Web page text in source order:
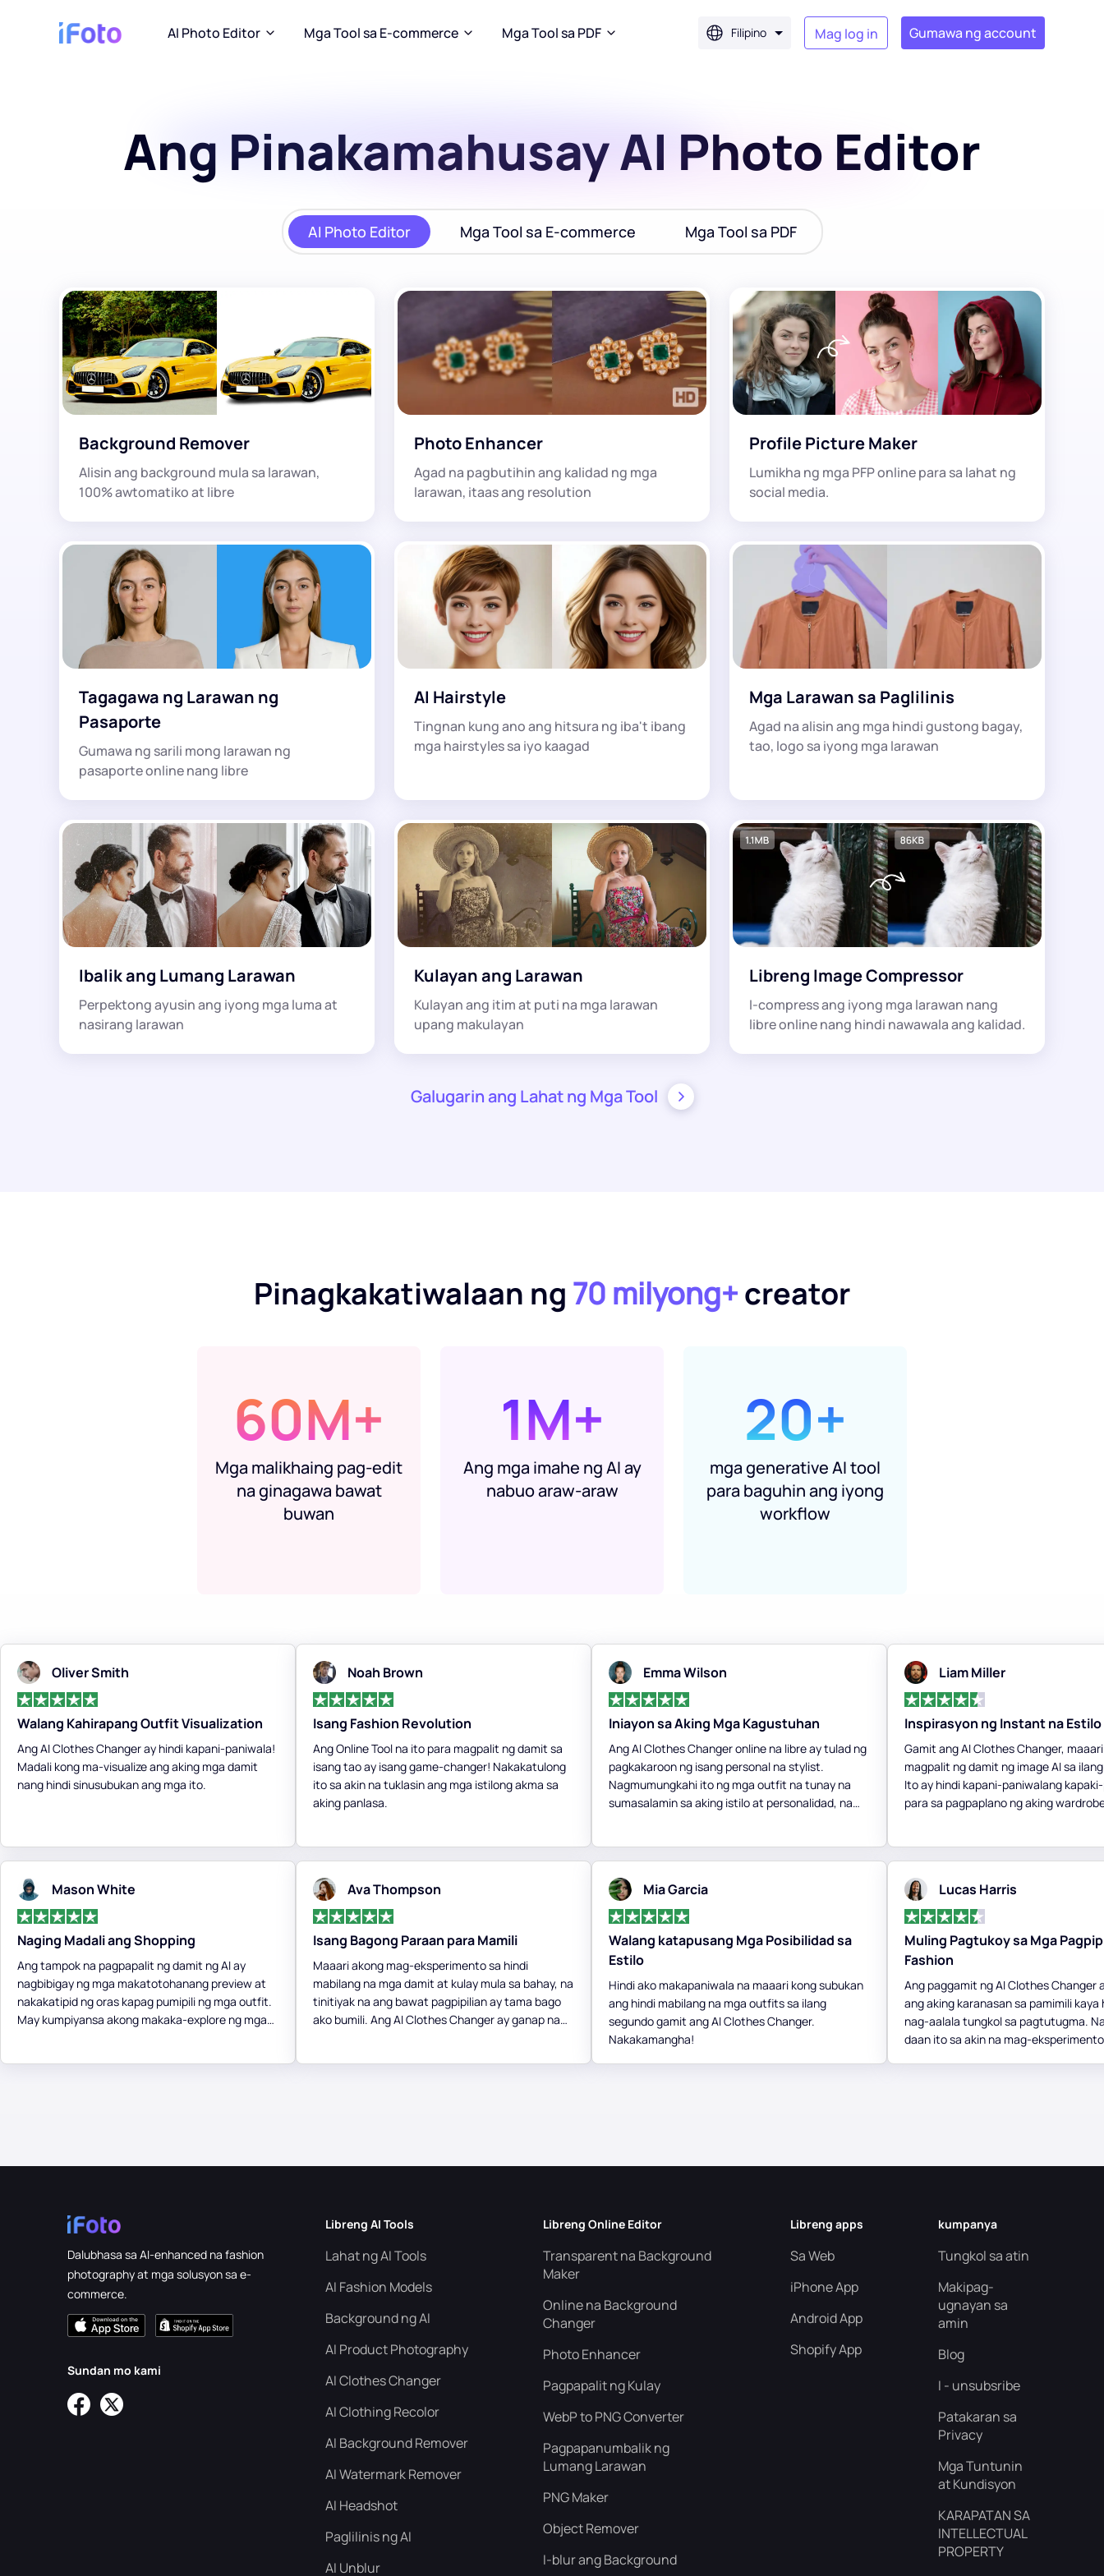
AI Photo Editor Mga Tool sa E-commerce Mga Tool sa PDF Filipino Mag log in Gumawa ng account
Ang Pinakamahusay AI Photo Editor
AI Photo Editor Mga Tool sa E-commerce Mga Tool sa PDF
Background Remover
Alisin ang background mula sa larawan,
100% awtomatiko at libre
Photo Enhancer
Agad na pagbutihin ang kalidad ng mga
larawan, itaas ang resolution
Profile Picture Maker
Lumikha ng mga PFP online para sa lahat ng
social media.
Tagagawa ng Larawan ng
Pasaporte
Gumawa ng sarili mong larawan ng
pasaporte online nang libre
AI Hairstyle
Tingnan kung ano ang hitsura ng iba't ibang
mga hairstyles sa iyo kaagad
Mga Larawan sa Paglilinis
Agad na alisin ang mga hindi gustong bagay,
tao, logo sa iyong mga larawan
Ibalik ang Lumang Larawan
Perpektong ayusin ang iyong mga luma at
nasirang larawan
Kulayan ang Larawan
Kulayan ang itim at puti na mga larawan
upang makulayan
Libreng Image Compressor
I-compress ang iyong mga larawan nang
libre online nang hindi nawawala ang kalidad.
Galugarin ang Lahat ng Mga Tool
Pinagkakatiwalaan ng 70 milyong+creator
60M+
Mga malikhaing pag-edit
na ginagawa bawat
buwan
1M+
Ang mga imahe ng AI ay
nabuo araw-araw
20+
mga generative AI tool
para baguhin ang iyong
workflow
Oliver Smith
Walang Kahirapang Outfit Visualization
Ang AI Clothes Changer ay hindi kapani-paniwala!
Madali kong ma-visualize ang aking mga damit
nang hindi sinusubukan ang mga ito.
Noah Brown
Isang Fashion Revolution
Ang Online Tool na ito para magpalit ng damit sa
isang tao ay isang game-changer! Nakakatulong
ito sa akin na tuklasin ang mga istilong akma sa
aking panlasa.
Emma Wilson
Iniayon sa Aking Mga Kagustuhan
Ang AI Clothes Changer online na libre ay tulad ng
pagkakaroon ng isang personal na stylist.
Nagmumungkahi ito ng mga outfit na tunay na
sumasalamin sa aking istilo at personalidad, na
Liam Miller
Inspirasyon ng Instant na Estilo
Gamit ang AI Clothes Changer,
magpalit ng damit ng image AI sa
Ito ay hindi kapani-paniwalang
para sa pagpaplano ng aking
Mason White
Naging Madali ang Shopping
Ang tampok na pagpapalit ng damit ng AI ay
nagbibigay ng mga makatotohanang preview at
nakakatipid ng oras kapag pumipili ng mga outfit.
May kumpiyansa akong makaka-explore ng mga
Ava Thompson
Isang Bagong Paraan para Mamili
Maaari akong mag-eksperimento sa hindi
mabilang na mga damit at kulay mula sa bahay, na
tinitiyak na ang bawat pagpipilian ay tama bago
ako bumili. Ang AI Clothes Changer ay ganap na
Mia Garcia
Walang katapusang Mga Posibilidad sa
Estilo
Hindi ako makapaniwala na maaari kong subukan
ang hindi mabilang na mga outfits sa ilang
segundo gamit ang AI Clothes Changer.
Nakakamangha!
Lucas Harris
Muling Pagtukoy sa Mga
Fashion
Ang paggamit ng AI Clothes Changer
ang aking karanasan sa pamimili kaya
nag-aalala tungkol sa pagtutugma.
daan ito sa akin na mag-
Dalubhasa sa AI-enhanced na fashion
photography at mga solusyon sa e-
commerce.
Sundan mo kami
Libreng AI Tools
Lahat ng AI Tools
AI Fashion Models
Background ng AI
AI Product Photography
AI Clothes Changer
AI Clothing Recolor
AI Background Remover
AI Watermark Remover
AI Headshot
Paglilinis ng AI
AI Unblur
Libreng Online Editor
Transparent na Background
Maker
Online na Background
Changer
Photo Enhancer
Pagpapalit ng Kulay
WebP to PNG Converter
Pagpapanumbalik ng
Lumang Larawan
PNG Maker
Object Remover
I-blur ang Background
Libreng apps
Sa Web
iPhone App
Android App
Shopify App
kumpanya
Tungkol sa atin
Makipag-
ugnayan sa
amin
Blog
I - unsubsribe
Patakaran sa
Privacy
Mga Tuntunin
at Kundisyon
KARAPATAN SA
INTELLECTUAL
PROPERTY